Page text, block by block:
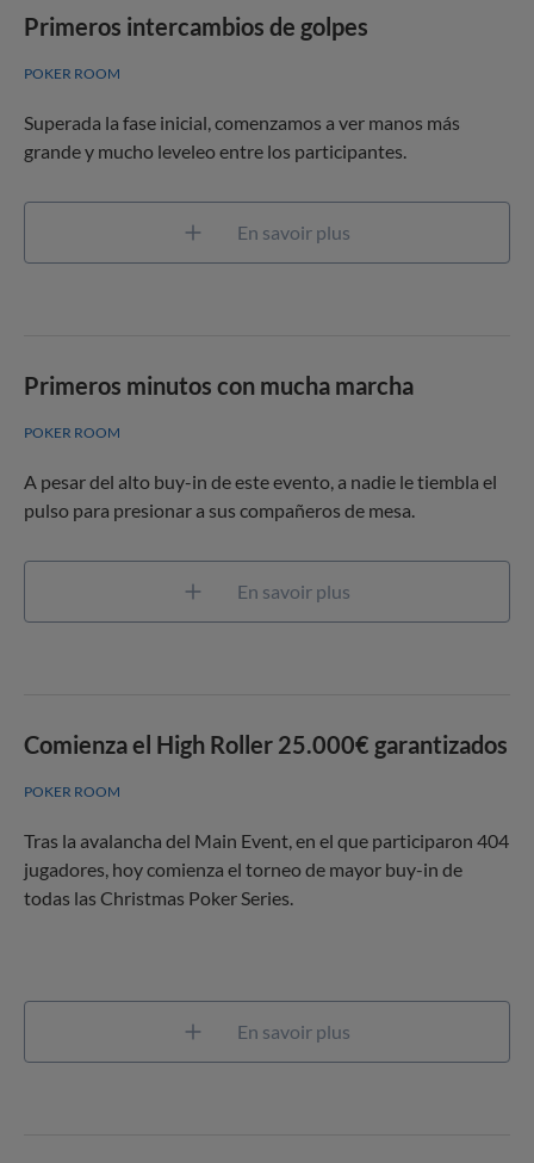
Primeros intercambios de golpes
POKER ROOM
Superada la fase inicial, comenzamos a ver manos más
grande y mucho leveleo entre los participantes.
En savoir plus
Primeros minutos con mucha marcha
POKER ROOM
A pesar del alto buy-in de este evento, a nadie le tiembla el
pulso para presionar a sus compañeros de mesa.
En savoir plus
Comienza el High Roller 25.000€ garantizados
POKER ROOM
Tras la avalancha del Main Event, en el que participaron 404
jugadores, hoy comienza el torneo de mayor buy-in de
todas las Christmas Poker Series.
En savoir plus